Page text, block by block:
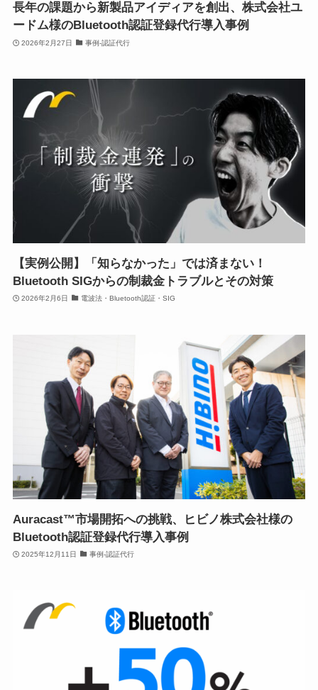
長年の課題から新製品アイディアを創出、株式会社ユ
ードム様のBluetooth認証登録代行導入事例
2026年2月27日 事例-認証代行
【実例公開】「知らなかった」では済まない！
Bluetooth SIGからの制裁金トラブルとその対策
2026年2月6日 電波法・Bluetooth認証・SIG
Auracast™市場開拓への挑戦、ヒビノ株式会社様の
Bluetooth認証登録代行導入事例
2025年12月11日 事例-認証代行